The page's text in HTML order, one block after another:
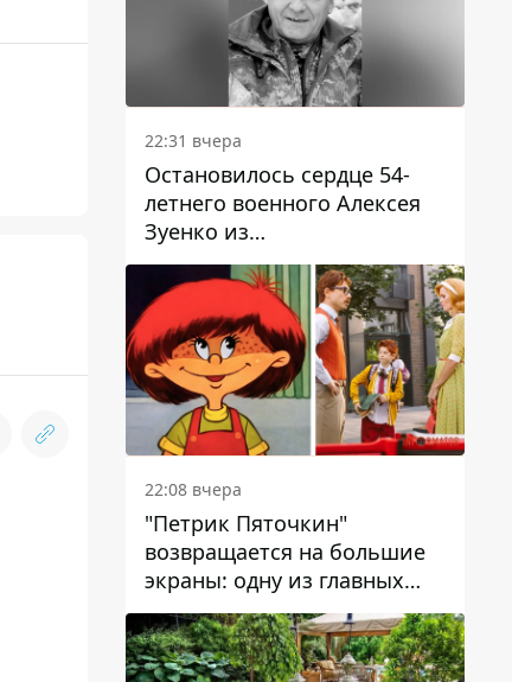
22:31 вчера
Остановилось сердце 54-
летнего военного Алексея
Зуенко из
Днепропетровской области
22:08 вчера
"Петрик Пяточкин"
возвращается на большие
экраны: одну из главных
ролей сыграет 9-летний
днепрянин Александр
Войтеховский